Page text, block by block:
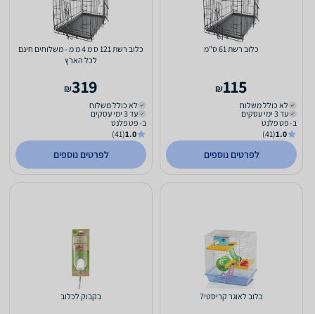
כלוב רשת 61 ס"מ
115
₪
לא כולל משלוח
עד 3 ימי עסקים
ב- פט פלנט
1.0
(41)
לפרטים נוספים
כלוב רשת 121 ס מ 4 מ מ - משלוחים חינם
לכל הארץ
319
₪
לא כולל משלוח
עד 3 ימי עסקים
ב- פט פלנט
1.0
(41)
לפרטים נוספים
כלוב לאוגר קריסטי7 בקבוק לכלוב